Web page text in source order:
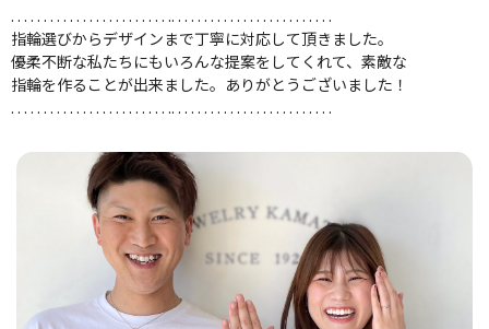
. . . . . . . . . . . . . . . . . . . . . . . . .. . . . . . . . . . . . . . . . . . . . . . . . .
指輪選びからデザインまで丁寧に対応して頂きました。
優柔不断な私たちにもいろんな提案をしてくれて、素敵な
指輪を作ることが出来ました。ありがとうございました！
. . . . . . . . . . . . . . . . . . . . . . . . .. . . . . . . . . . . . . . . . . . . . . . . . .